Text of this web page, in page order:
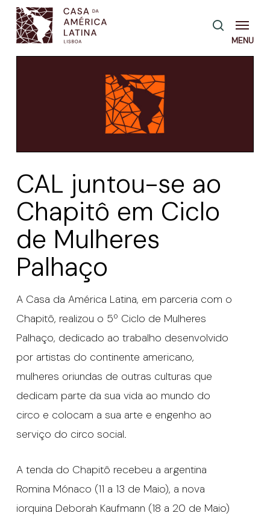
Skip
main
pesquisa
Menu
CAL juntou-se ao
Chapitô em Ciclo
de Mulheres
Palhaço
A Casa da América Latina, em parceria com o
Chapitô, realizou o 5º Ciclo de Mulheres
Palhaço, dedicado ao trabalho desenvolvido
por artistas do continente americano,
mulheres oriundas de outras culturas que
dedicam parte da sua vida ao mundo do
circo e colocam a sua arte e engenho ao
serviço do circo social.
A tenda do Chapitô recebeu a argentina
Romina Mónaco (11 a 13 de Maio), a nova
iorquina Deborah Kaufmann (18 a 20 de Maio)